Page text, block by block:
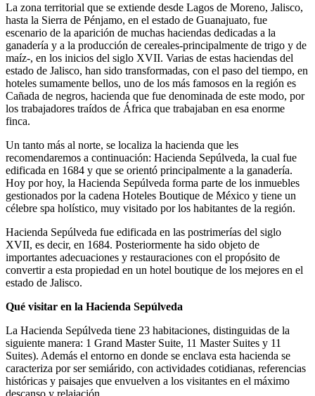
La zona territorial que se extiende desde Lagos de Moreno, Jalisco,
hasta la Sierra de Pénjamo, en el estado de Guanajuato, fue
escenario de la aparición de muchas haciendas dedicadas a la
ganadería y a la producción de cereales-principalmente de trigo y de
maíz-, en los inicios del siglo XVII. Varias de estas haciendas del
estado de Jalisco, han sido transformadas, con el paso del tiempo, en
hoteles sumamente bellos, uno de los más famosos en la región es
Cañada de negros, hacienda que fue denominada de este modo, por
los trabajadores traídos de África que trabajaban en esa enorme
finca.
Un tanto más al norte, se localiza la hacienda que les
recomendaremos a continuación: Hacienda Sepúlveda, la cual fue
edificada en 1684 y que se orientó principalmente a la ganadería.
Hoy por hoy, la Hacienda Sepúlveda forma parte de los inmuebles
gestionados por la cadena Hoteles Boutique de México y tiene un
célebre spa holístico, muy visitado por los habitantes de la región.
Hacienda Sepúlveda fue edificada en las postrimerías del siglo
XVII, es decir, en 1684. Posteriormente ha sido objeto de
importantes adecuaciones y restauraciones con el propósito de
convertir a esta propiedad en un hotel boutique de los mejores en el
estado de Jalisco.
Qué visitar en la Hacienda Sepúlveda
La Hacienda Sepúlveda tiene 23 habitaciones, distinguidas de la
siguiente manera: 1 Grand Master Suite, 11 Master Suites y 11
Suites). Además el entorno en donde se enclava esta hacienda se
caracteriza por ser semiárido, con actividades cotidianas, referencias
históricas y paisajes que envuelven a los visitantes en el máximo
descanso y relajación.